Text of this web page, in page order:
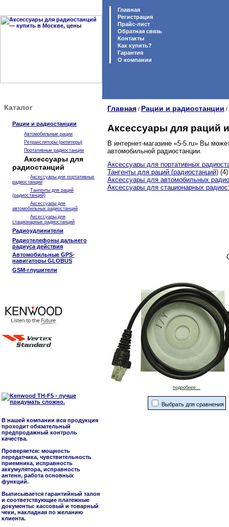
Главная
Регистрация
Прайс-лист
Обратная связь
Контакты
Как купить?
Гарантия
O компании
Каталог
Рации и радиостанции
Автомобильные рации
Ретрансляторы (репитеры)
Портативные радиостанции
Аксессуары для
радиостанций
Аксессуары для портативных
радиостанций
Тангенты для раций
(радиостанций)
Аксессуары для
автомобильных радиостанций
Аксессуары для
стационарных радиостанций
Радиоудлинители
Радиотелефоны дальнего
радиуса действия
Автомобильные GPS-
навигаторы GLOBUS
GSM-глушители
В нашей компании вся продукция
проходит обязательный
предпродажный контроль
качества.
Проверяется: мощность
передатчика, чувствительность
приемника, исправность
аккумулятора, исправность
антенн, работа основных
функций.
Выписывается гарантийный талон
и соответствующие платежные
документы: кассовый и товарный
чеки, накладная по желанию
клиента.
Главная / Рации и радиостанции /
Аксессуары для раций
В интернет-магазине «5-5.ru» Вы
автомобильной радиостанции.
Аксессуары для портативных
Тангенты для раций (радиостанций) (4)
Аксессуары для автомобильных
Аксессуары для стационарных
подробнее...
Выбрать для сравнения